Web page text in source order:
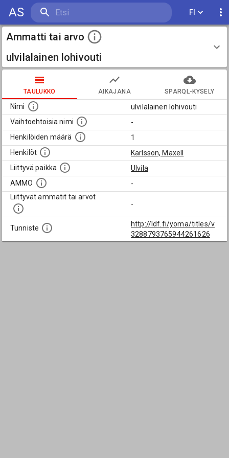
AS FI
Ammatti tai arvo
ulvilalainen lohivouti
TAULUKKO AIKAJANA SPARQL-KYSELY
Nimi
ulvilalainen lohivouti
Vaihtoehtoisia nimi
-
Henkilöiden määrä
1
Henkilöt
Karlsson, Maxell
Liittyvä paikka
Ulvila
AMMO
-
Liittyvät ammatit tai arvot
-
Tunniste
http://ldf.fi/yoma/titles/v
3288793765944261626